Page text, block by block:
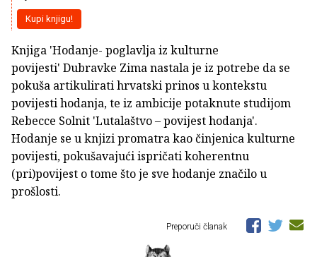
Kupi knjigu!
Knjiga 'Hodanje- poglavlja iz kulturne
povijesti' Dubravke Zima nastala je iz potrebe da se
pokuša artikulirati hrvatski prinos u kontekstu
povijesti hodanja, te iz ambicije potaknute studijom
Rebecce Solnit 'Lutalaštvo – povijest hodanja'.
Hodanje se u knjizi promatra kao činjenica kulturne
povijesti, pokušavajući ispričati koherentnu
(pri)povijest o tome što je sve hodanje značilo u
prošlosti.
Preporuči članak